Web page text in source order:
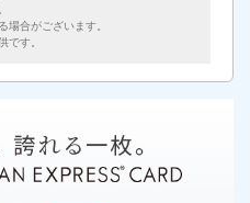
場合がございます。
です。